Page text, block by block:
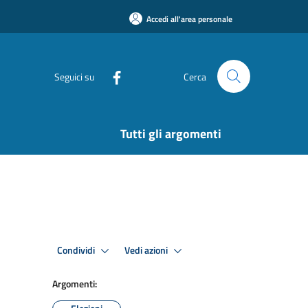
Accedi all'area personale
Seguici su Cerca
Tutti gli argomenti
Condividi Vedi azioni
Argomenti: